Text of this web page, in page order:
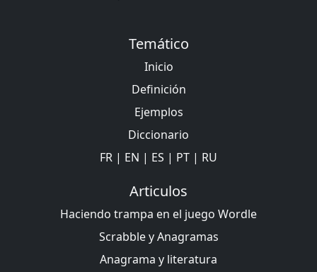
Temático
Inicio
Definición
Ejemplos
Diccionario
FR | EN | ES | PT | RU
Articulos
Haciendo trampa en el juego Wordle
Scrabble y Anagramas
Anagrama y literatura